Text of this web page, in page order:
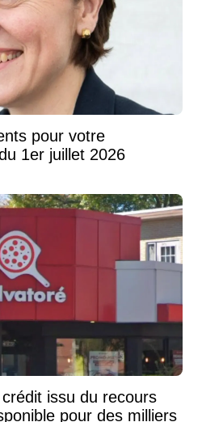
pour votre
1er juillet 2026
issu du recours
pour des milliers